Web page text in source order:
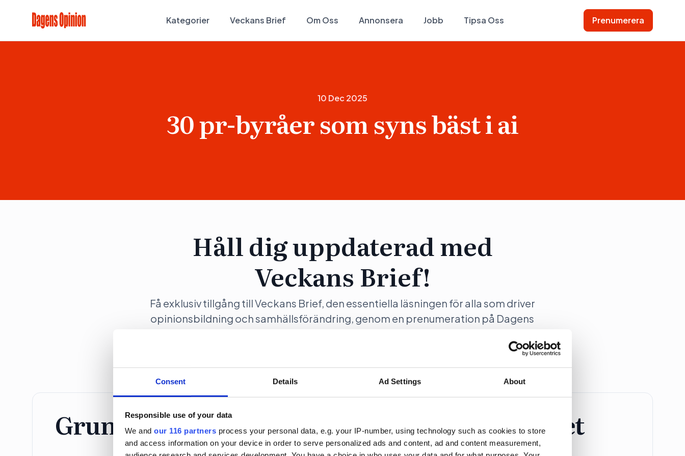
Consent Details Ad Settings About
Responsible use of your data
We and our 116 partners process your personal data, e.g. your IP-number, using technology such as cookies to store
and access information on your device in order to serve personalized ads and content, ad and content measurement,
Kategorier Veckans Brief Om Oss Annonsera Jobb Tipsa Oss Prenumerera
10 Dec 2025
30 pr-byråer som syns bäst i ai
Håll dig uppdaterad med
Veckans Brief!
Få exklusiv tillgång till Veckans Brief, den essentiella läsningen för alla som driver
opinionsbildning och samhällsförändring, genom en prenumeration på Dagens
Grundprenumeration Företagspaket